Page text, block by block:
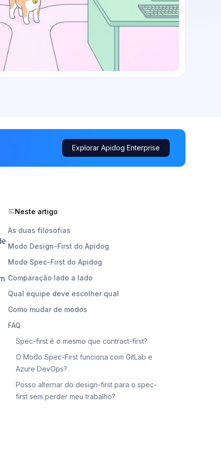
Explorar Apidog Enterprise
Neste artigo
As duas filosofias
Modo Design-First do Apidog
Modo Spec-First do Apidog
Comparação lado a lado
Qual equipe deve escolher qual
Como mudar de modos
FAQ
Spec-first é o mesmo que contract-first?
O Modo Spec-First funciona com GitLab e
Azure DevOps?
Posso alternar do design-first para o spec-
first sem perder meu trabalho?